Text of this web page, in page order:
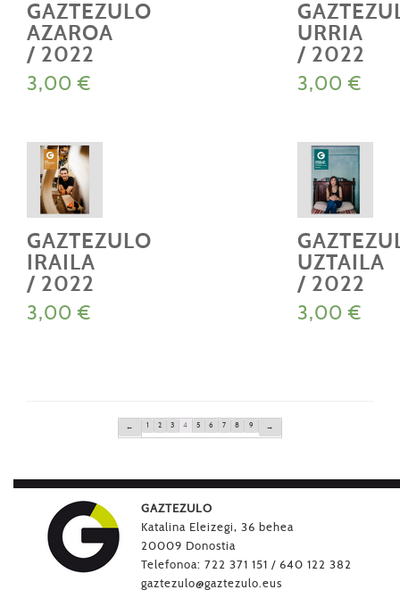
GAZTEZULO
AZAROA
/ 2022
3,00€
URRIA
/ 2022
3,00€
GAZTEZULO
IRAILA
/ 2022
3,00€
UZTAILA
/ 2022
3,00€
← 1 2 3 4 5 6 7 8 9 →
GAZTEZULO
Katalina Eleizegi, 36 behea
20009 Donostia
Telefonoa: 722 371 151 / 640 122 382
gaztezulo@gaztezulo.eus